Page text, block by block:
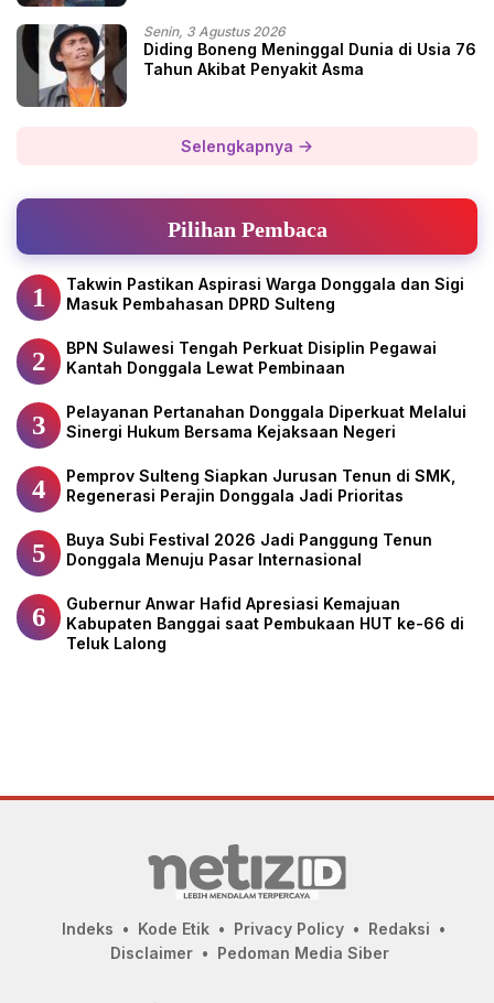
Senin, 3 Agustus 2026
Diding Boneng Meninggal Dunia di Usia 76
Tahun Akibat Penyakit Asma
Selengkapnya
Pilihan Pembaca
1
Takwin Pastikan Aspirasi Warga Donggala dan Sigi
Masuk Pembahasan DPRD Sulteng
2
BPN Sulawesi Tengah Perkuat Disiplin Pegawai
Kantah Donggala Lewat Pembinaan
3
Pelayanan Pertanahan Donggala Diperkuat Melalui
Sinergi Hukum Bersama Kejaksaan Negeri
4
Pemprov Sulteng Siapkan Jurusan Tenun di SMK,
Regenerasi Perajin Donggala Jadi Prioritas
5
Buya Subi Festival 2026 Jadi Panggung Tenun
Donggala Menuju Pasar Internasional
6
Gubernur Anwar Hafid Apresiasi Kemajuan
Kabupaten Banggai saat Pembukaan HUT ke-66 di
Teluk Lalong
Indeks Kode Etik Privacy Policy
Redaksi
Disclaimer
Pedoman Media Siber